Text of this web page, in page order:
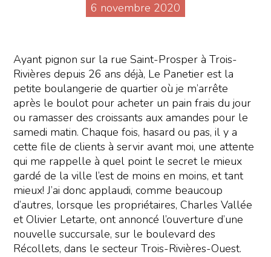
6 novembre 2020
Ayant pignon sur la rue Saint-Prosper à Trois-
Rivières depuis 26 ans déjà, Le Panetier est la
petite boulangerie de quartier où je m’arrête
après le boulot pour acheter un pain frais du jour
ou ramasser des croissants aux amandes pour le
samedi matin. Chaque fois, hasard ou pas, il y a
cette file de clients à servir avant moi, une attente
qui me rappelle à quel point le secret le mieux
gardé de la ville l’est de moins en moins, et tant
mieux! J’ai donc applaudi, comme beaucoup
d’autres, lorsque les propriétaires, Charles Vallée
et Olivier Letarte, ont annoncé l’ouverture d’une
nouvelle succursale, sur le boulevard des
Récollets, dans le secteur Trois-Rivières-Ouest.